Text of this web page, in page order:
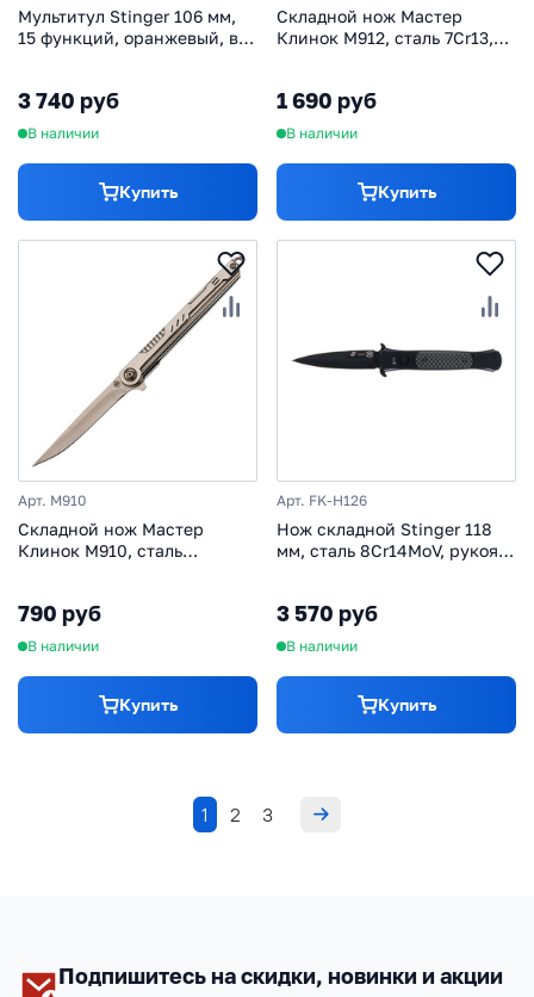
Мультитул Stinger 106 мм,
15 функций, оранжевый, в
3 740 руб
В наличии
Купить
Складной нож Мастер
Клинок M912, сталь 7Cr13,
1 690 руб
В наличии
Купить
Арт. M910
Складной нож Мастер
Клинок M910, сталь
790 руб
В наличии
Купить
Арт. FK-H126
Нож складной Stinger 118
мм, сталь 8Cr14MoV, рукоять
3 570 руб
В наличии
Купить
1 2 3
Подпишитесь на скидки, новинки и акции